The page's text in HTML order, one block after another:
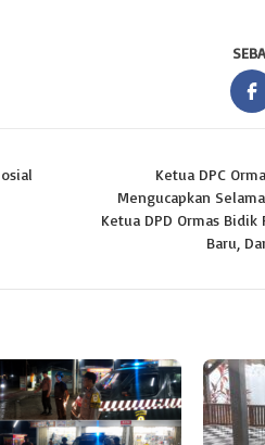
Ketua DPC
Mengucapkan
Ketua DPD Ormas
Baru,